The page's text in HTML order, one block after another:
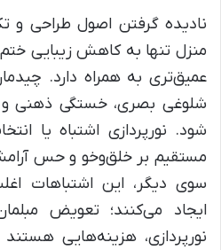
نادیده گرفتن اصول طراحی و
منزل تنها به کاهش زیبایی
عمیق‌تری به همراه دارد.
شلوغی بصری، خستگی ذهنی
شود. نورپردازی اشتباه یا
مستقیم بر خلق‌وخو و حس
سوی دیگر، این اشتباهات
ایجاد می‌کنند؛ تعویض
نورپردازی، هزینه‌هایی